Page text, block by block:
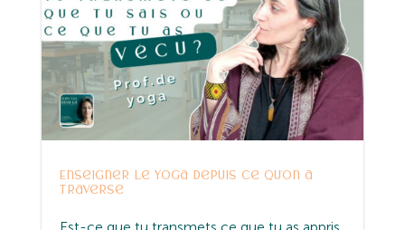
Enseigner le yoga depuis ce qu’on a
traversé